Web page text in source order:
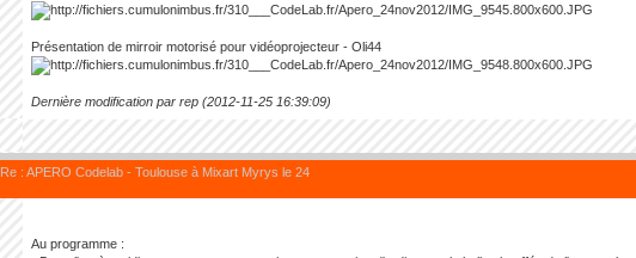
Présentation de mirroir motorisé pour vidéoprojecteur - Oli44
Dernière modification par rep (2012-11-25 16:39:09)
Re : APERO Codelab - Toulouse à Mixart Myrys le 24
Au programme :